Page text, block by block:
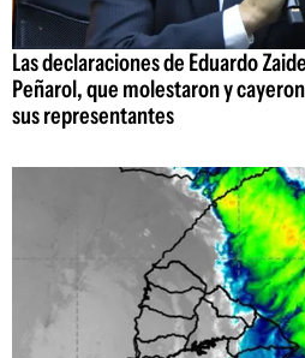
Las declaraciones de Eduardo
Peñarol, que molestaron y
sus representantes